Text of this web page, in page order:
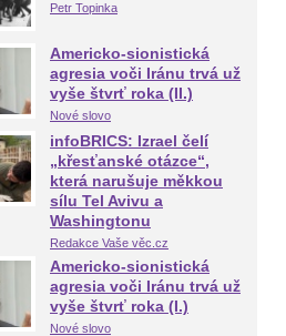
Petr Topinka
Americko-sionistická
agresia voči Iránu trvá už
vyše štvrť roka (II.)
Nové slovo
infoBRICS: Izrael čelí
„křesťanské otázce“,
která narušuje měkkou
sílu Tel Avivu a
Washingtonu
Redakce Vaše věc.cz
Americko-sionistická
agresia voči Iránu trvá už
vyše štvrť roka (I.)
Nové slovo